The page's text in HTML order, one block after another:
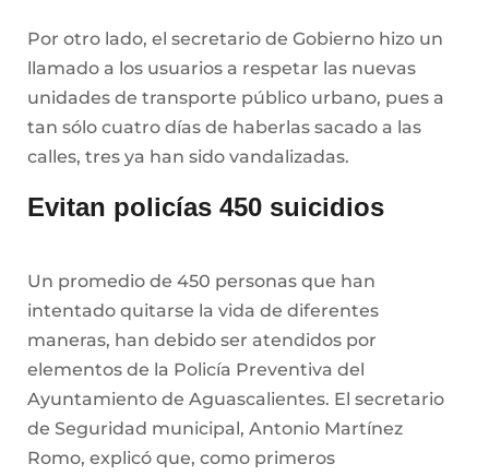
Por otro lado, el secretario de Gobierno hizo un
llamado a los usuarios a respetar las nuevas
unidades de transporte público urbano, pues a
tan sólo cuatro días de haberlas sacado a las
calles, tres ya han sido vandalizadas.
Evitan policías 450 suicidios
Un promedio de 450 personas que han
intentado quitarse la vida de diferentes
maneras, han debido ser atendidos por
elementos de la Policía Preventiva del
Ayuntamiento de Aguascalientes. El secretario
de Seguridad municipal, Antonio Martínez
Romo, explicó que, como primeros